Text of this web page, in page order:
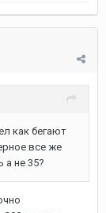
как бегают
все же
а не 35?